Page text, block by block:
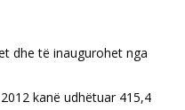
dhe të inaugurohet nga
kanë udhëtuar 415,4